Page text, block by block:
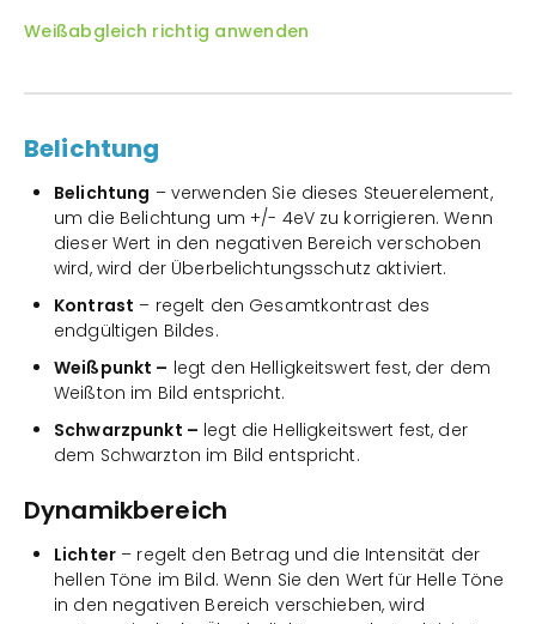
Weißabgleich richtig anwenden
Belichtung
Belichtung – verwenden Sie dieses Steuerelement,
um die Belichtung um +/- 4eV zu korrigieren. Wenn
dieser Wert in den negativen Bereich verschoben
wird, wird der Überbelichtungsschutz aktiviert.
Kontrast – regelt den Gesamtkontrast des
endgültigen Bildes.
Weißpunkt – legt den Helligkeitswert fest, der dem
Weißton im Bild entspricht.
Schwarzpunkt – legt die Helligkeitswert fest, der
dem Schwarzton im Bild entspricht.
Dynamikbereich
Lichter– regelt den Betrag und die Intensität der
hellen Töne im Bild. Wenn Sie den Wert für Helle Töne
in den negativen Bereich verschieben, wird